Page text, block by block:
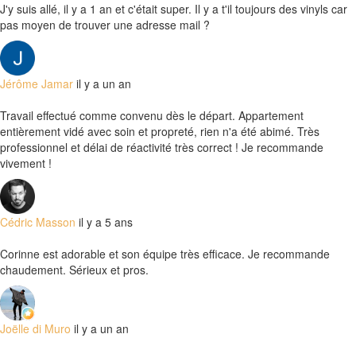
J'y suis allé, il y a 1 an et c'était super. Il y a t'il toujours des vinyls car
pas moyen de trouver une adresse mail ?
Jérôme Jamar il y a un an
Travail effectué comme convenu dès le départ. Appartement
entièrement vidé avec soin et propreté, rien n'a été abimé. Très
professionnel et délai de réactivité très correct ! Je recommande
vivement !
Cédric Masson il y a 5 ans
Corinne est adorable et son équipe très efficace. Je recommande
chaudement. Sérieux et pros.
Joëlle di Muro il y a un an